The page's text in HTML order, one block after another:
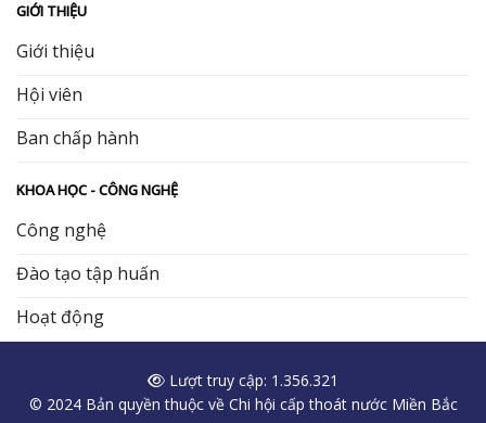
GIỚI THIỆU
Giới thiệu
Hội viên
Ban chấp hành
KHOA HỌC - CÔNG NGHỆ
Công nghệ
Đào tạo tập huấn
Hoạt động
Lượt truy cập: 1.356.321
© 2024 Bản quyền thuộc về Chi hội cấp thoát nước Miền Bắc